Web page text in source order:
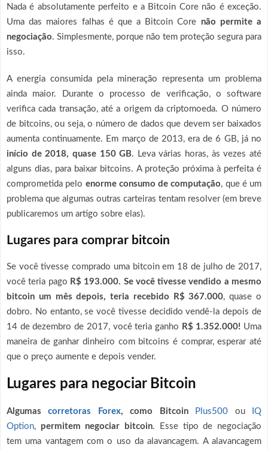
Nada é absolutamente perfeito e a Bitcoin Core não é exceção.
Uma das maiores falhas é que a Bitcoin Core não permite a
negociação. Simplesmente, porque não tem proteção segura para
isso.
A energia consumida pela mineração representa um problema
ainda maior. Durante o processo de verificação, o software
verifica cada transação, até a origem da criptomoeda. O número
de bitcoins, ou seja, o número de dados que devem ser baixados
aumenta continuamente. Em março de 2013, era de 6 GB, já no
início de 2018, quase 150 GB. Leva várias horas, às vezes até
alguns dias, para baixar bitcoins. A proteção próxima à perfeita é
comprometida pelo enorme consumo de computação, que é um
problema que algumas outras carteiras tentam resolver (em breve
publicaremos um artigo sobre elas).
Lugares para comprar bitcoin
Se você tivesse comprado uma bitcoin em 18 de julho de 2017,
você teria pago R$ 193.000. Se você tivesse vendido a mesmo
bitcoin um mês depois, teria recebido R$ 367.000, quase o
dobro. No entanto, se você tivesse decidido vendê-la depois de
14 de dezembro de 2017, você teria ganho R$ 1.352.000! Uma
maneira de ganhar dinheiro com bitcoins é comprar, esperar até
que o preço aumente e depois vender.
Lugares para negociar Bitcoin
Algumascorretoras Forex, como Bitcoin Plus500 ou
IQ
Option, permitem negociar bitcoin. Esse tipo de negociação
tem uma vantagem com o uso da alavancagem. A alavancagem